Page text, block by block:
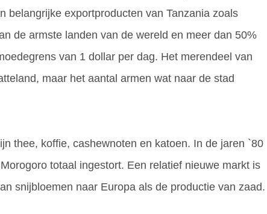
belangrijke exportproducten van Tanzania zoals
de armste landen van de wereld en meer dan 50%
van 1 dollar per dag. Het merendeel van
maar het aantal armen wat naar de stad
thee, koffie, cashewnoten en katoen. In de jaren `80
totaal ingestort. Een relatief nieuwe markt is
snijbloemen naar Europa als de productie van zaad.